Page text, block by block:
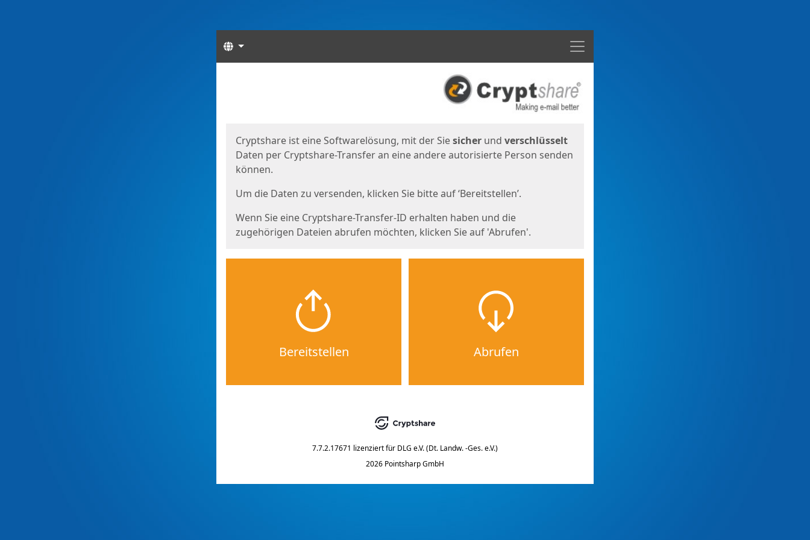
Menü
Sprachen
Cryptshare ist eine Softwarelösung, mit der Siesicher und verschlüsselt
Daten per Cryptshare-Transfer an eine andere autorisierte Person senden
können.
Um die Daten zu versenden, klicken Sie bitte auf ‘Bereitstellen’.
Wenn Sie eine Cryptshare-Transfer-ID erhalten haben und die
zugehörigen Dateien abrufen möchten, klicken Sie auf 'Abrufen'.
Bereitstellen Abrufen
7.7.2.17671 lizenziert für DLG e.V. (Dt. Landw. -Ges. e.V.)
2026 Pointsharp GmbH